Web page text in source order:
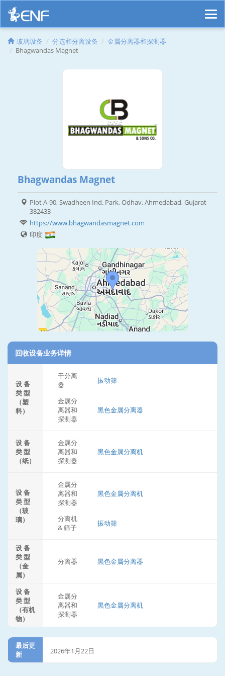
玻璃设备 分选和分离设备
金属分离器和探测器
Bhagwandas Magnet
Bhagwandas Magnet
Plot A-90, Swadheen Ind. Park, Odhav, Ahmedabad, Gujarat
382433
https://www.bhagwandasmagnet.com
印度
回收设备业务详情
设 备
类 型
（塑
料）
干分离
器
振动筛
金属分
离器和
探测器
黑色金属分离器
设 备
类 型
（纸）
金属分
离器和
探测器
黑色金属分离机
设 备
类 型
（玻
璃）
金属分
离器和
探测器
黑色金属分离机
分离机
& 筛子
振动筛
设 备
类 型
（金
属）
分离器 黑色金属分离器
设 备
类 型
（有机
物）
金属分
离器和
探测器
黑色金属分离机
最后更
新
2026年1月22日